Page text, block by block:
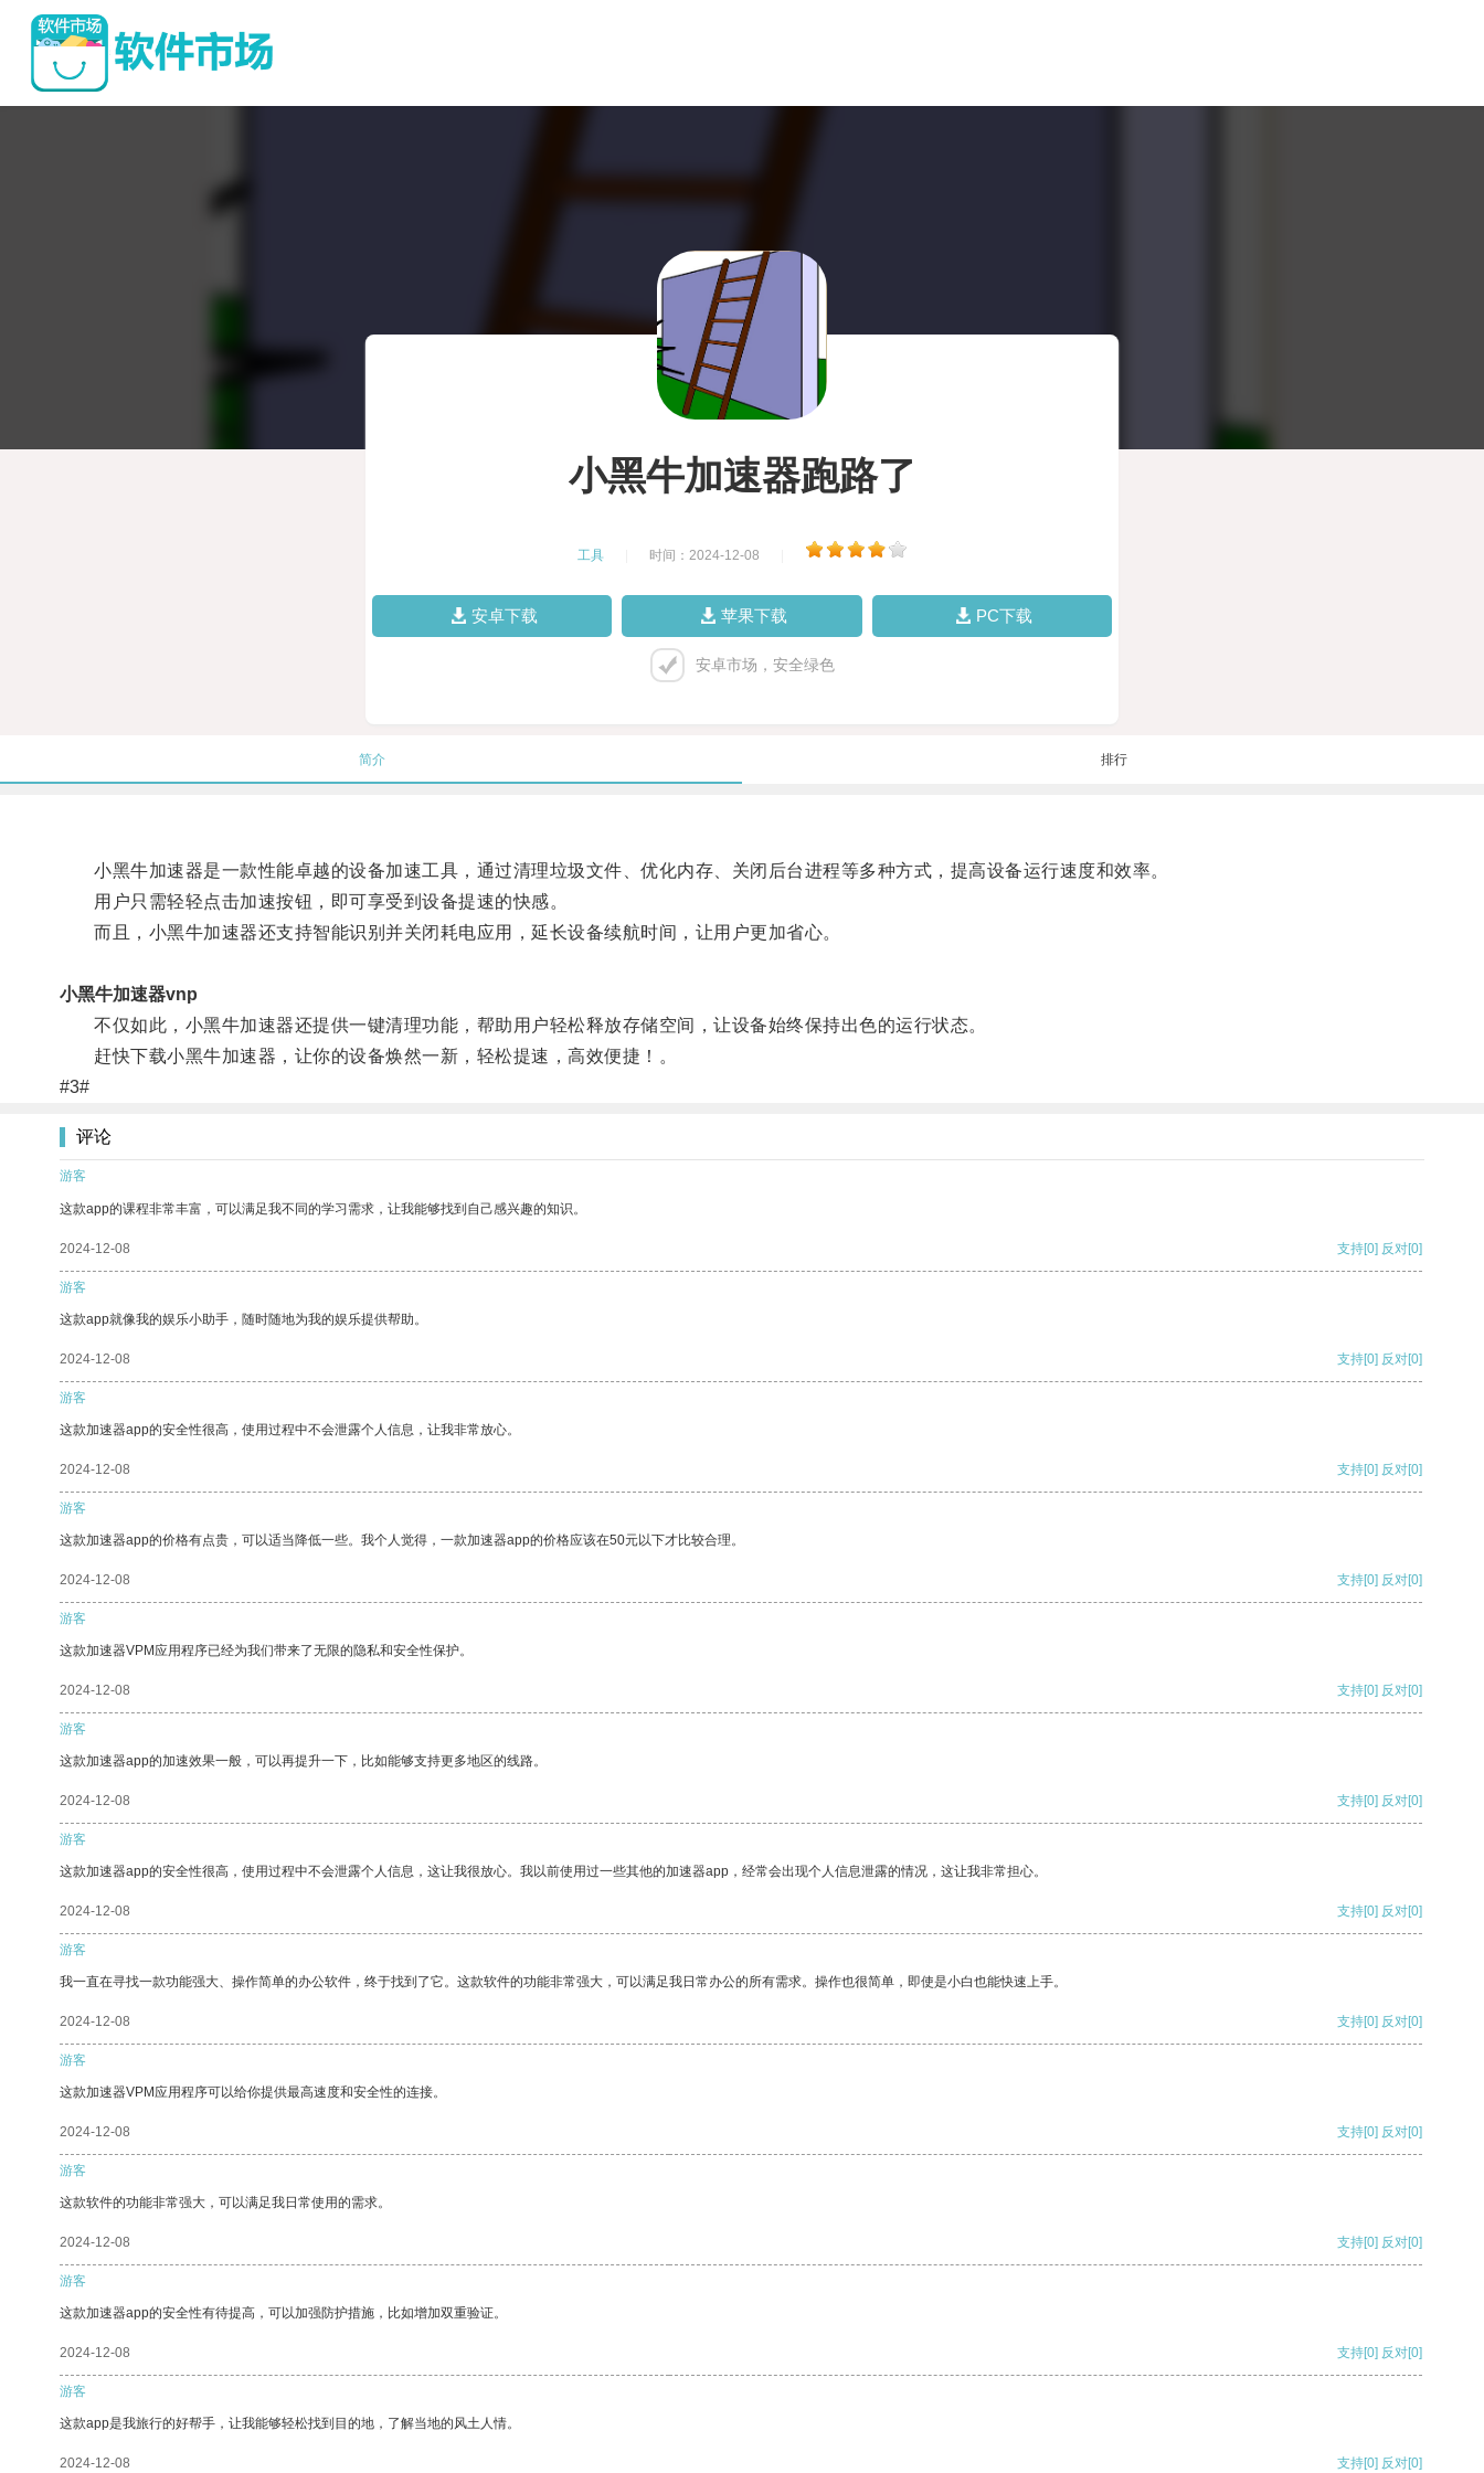
小黑牛加速器跑路了
工具 时间：2024-12-08
安卓下载 苹果下载 PC下载
安卓市场，安全绿色
简介 排行
小黑牛加速器是一款性能卓越的设备加速工具，通过清理垃圾文件、优化内存、关闭后台进程等多种方式，提高设备运行速度和效率。
用户只需轻轻点击加速按钮，即可享受到设备提速的快感。
而且，小黑牛加速器还支持智能识别并关闭耗电应用，延长设备续航时间，让用户更加省心。
小黑牛加速器vnp
不仅如此，小黑牛加速器还提供一键清理功能，帮助用户轻松释放存储空间，让设备始终保持出色的运行状态。
赶快下载小黑牛加速器，让你的设备焕然一新，轻松提速，高效便捷！。
#3#
评论
游客
这款app的课程非常丰富，可以满足我不同的学习需求，让我能够找到自己感兴趣的知识。
2024-12-08 支持[0] 反对[0]
游客
这款app就像我的娱乐小助手，随时随地为我的娱乐提供帮助。
2024-12-08 支持[0] 反对[0]
游客
这款加速器app的安全性很高，使用过程中不会泄露个人信息，让我非常放心。
2024-12-08 支持[0] 反对[0]
游客
这款加速器app的价格有点贵，可以适当降低一些。我个人觉得，一款加速器app的价格应该在50元以下才比较合理。
2024-12-08 支持[0] 反对[0]
游客
这款加速器VPM应用程序已经为我们带来了无限的隐私和安全性保护。
2024-12-08 支持[0] 反对[0]
游客
这款加速器app的加速效果一般，可以再提升一下，比如能够支持更多地区的线路。
2024-12-08 支持[0] 反对[0]
游客
这款加速器app的安全性很高，使用过程中不会泄露个人信息，这让我很放心。我以前使用过一些其他的加速器app，经常会出现个人信息泄露的情况，这让我非常担心。
2024-12-08 支持[0] 反对[0]
游客
我一直在寻找一款功能强大、操作简单的办公软件，终于找到了它。这款软件的功能非常强大，可以满足我日常办公的所有需求。操作也很简单，即使是小白也能快速上手。
2024-12-08 支持[0] 反对[0]
游客
这款加速器VPM应用程序可以给你提供最高速度和安全性的连接。
2024-12-08 支持[0] 反对[0]
游客
这款软件的功能非常强大，可以满足我日常使用的需求。
2024-12-08 支持[0] 反对[0]
游客
这款加速器app的安全性有待提高，可以加强防护措施，比如增加双重验证。
2024-12-08 支持[0] 反对[0]
游客
这款app是我旅行的好帮手，让我能够轻松找到目的地，了解当地的风土人情。
2024-12-08 支持[0] 反对[0]